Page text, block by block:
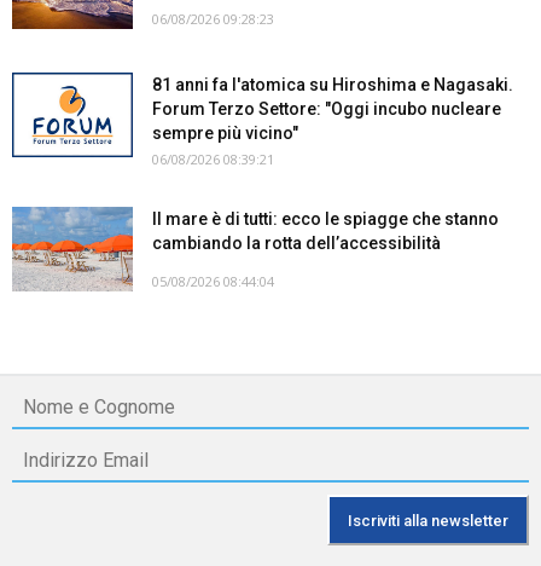
06/08/2026 09:28:23
81 anni fa l'atomica su Hiroshima e Nagasaki.
Forum Terzo Settore: "Oggi incubo nucleare
sempre più vicino"
06/08/2026 08:39:21
Il mare è di tutti: ecco le spiagge che stanno
cambiando la rotta dell’accessibilità
05/08/2026 08:44:04